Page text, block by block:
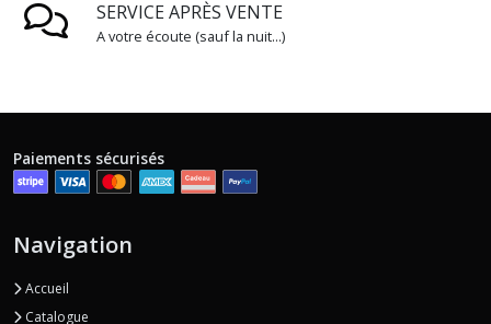
SERVICE APRÈS VENTE
A votre écoute (sauf la nuit...)
Paiements sécurisés
Navigation
Accueil
Catalogue